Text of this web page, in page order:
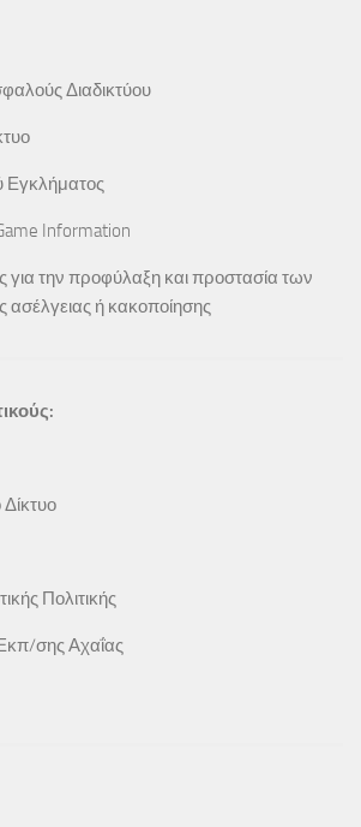
Διαδικτύου
Εγκλήματος
Information
για την προφύλαξη και προστασία των
ασέλγειας ή κακοποίησης
Πολιτικής
σης Αχαΐας